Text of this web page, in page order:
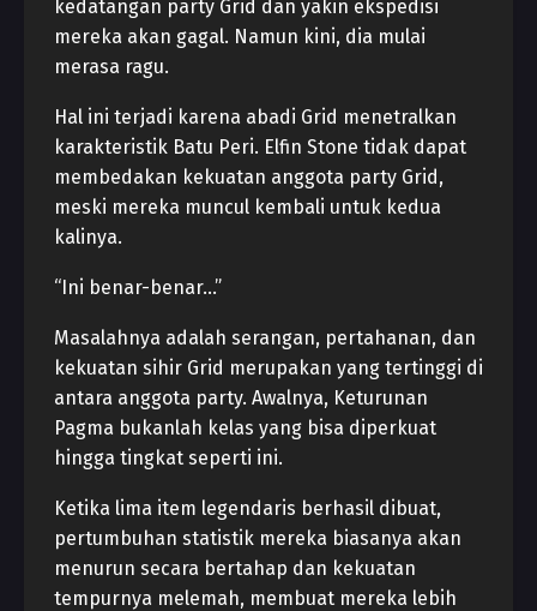
kedatangan party Grid dan yakin ekspedisi
mereka akan gagal. Namun kini, dia mulai
merasa ragu.
Hal ini terjadi karena abadi Grid menetralkan
karakteristik Batu Peri. Elfin Stone tidak dapat
membedakan kekuatan anggota party Grid,
meski mereka muncul kembali untuk kedua
kalinya.
“Ini benar-benar…”
Masalahnya adalah serangan, pertahanan, dan
kekuatan sihir Grid merupakan yang tertinggi di
antara anggota party. Awalnya, Keturunan
Pagma bukanlah kelas yang bisa diperkuat
hingga tingkat seperti ini.
Ketika lima item legendaris berhasil dibuat,
pertumbuhan statistik mereka biasanya akan
menurun secara bertahap dan kekuatan
tempurnya melemah, membuat mereka lebih